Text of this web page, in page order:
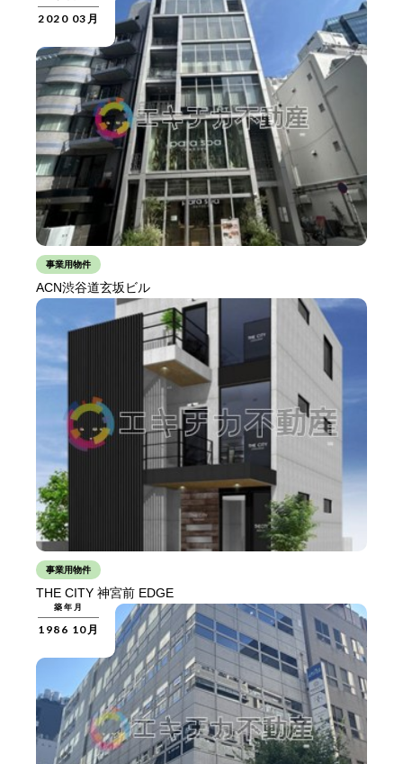
2020 03月
事業用物件
ACN渋谷道玄坂ビル
事業用物件
THE CITY 神宮前 EDGE
築年月
1986 10月